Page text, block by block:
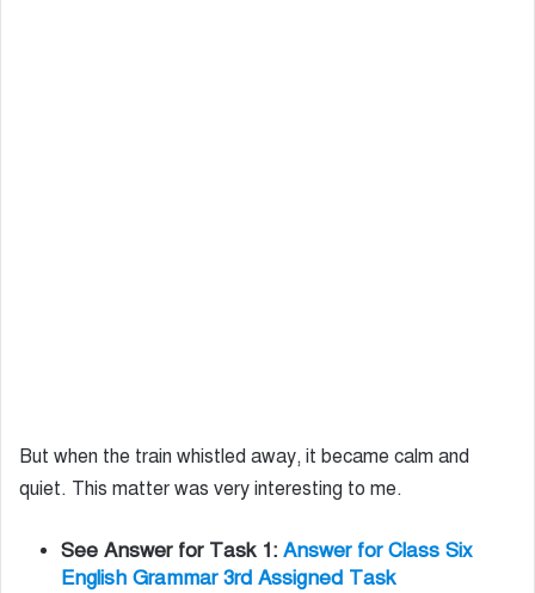
But when the train whistled away, it became calm and
quiet. This matter was very interesting to me.
See Answer for Task 1: Answer for Class Six
English Grammar 3rd Assigned Task